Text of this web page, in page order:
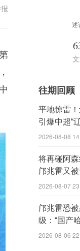
述
往期回顾
平地惊雷
引爆中超“
2026-08-08
将再碰阿
邝兆雷又
2026-08-07
邝兆雷恐
级：“国产
2026-08-06